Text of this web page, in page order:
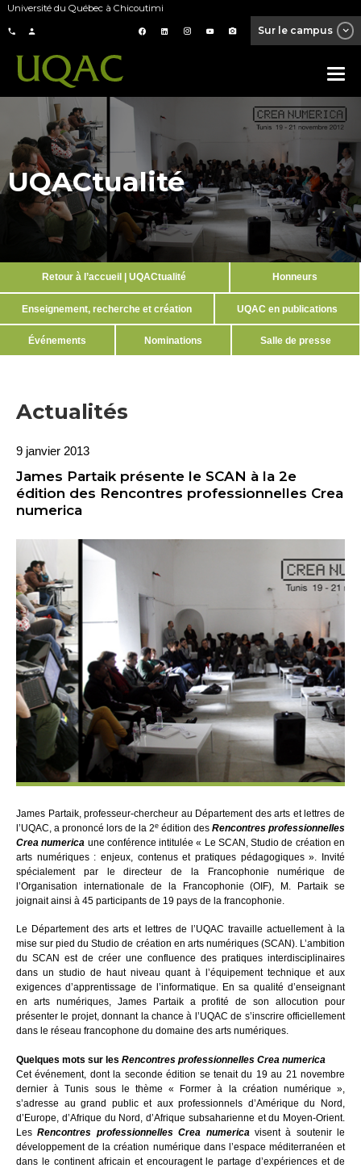
Université du Québec à Chicoutimi
Sur le campus
UQACtualité
Retour à l’accueil | UQACtualité Honneurs
Enseignement, recherche et création UQAC en publications
Événements Nominations Salle de presse
Actualités
9 janvier 2013
James Partaik présente le SCAN à la 2e
édition des Rencontres professionnelles Crea
numerica
James Partaik, professeur-chercheur au Département des arts et lettres de
l’UQAC, a prononcé lors de la 2e édition des Rencontres professionnelles
Crea numerica une conférence intitulée « Le SCAN, Studio de création en
arts numériques : enjeux, contenus et pratiques pédagogiques ». Invité
spécialement par le directeur de la Francophonie numérique de
l’Organisation internationale de la Francophonie (OIF), M. Partaik se
joignait ainsi à 45 participants de 19 pays de la francophonie.
Le Département des arts et lettres de l’UQAC travaille actuellement à la
mise sur pied du Studio de création en arts numériques (SCAN). L’ambition
du SCAN est de créer une confluence des pratiques interdisciplinaires
dans un studio de haut niveau quant à l’équipement technique et aux
exigences d’apprentissage de l’informatique. En sa qualité d’enseignant
en arts numériques, James Partaik a profité de son allocution pour
présenter le projet, donnant la chance à l’UQAC de s’inscrire officiellement
dans le réseau francophone du domaine des arts numériques.
Quelques mots sur les Rencontres professionnelles Crea numerica
Cet événement, dont la seconde édition se tenait du 19 au 21 novembre
dernier à Tunis sous le thème « Former à la création numérique »,
s’adresse au grand public et aux professionnels d’Amérique du Nord,
d’Europe, d’Afrique du Nord, d’Afrique subsaharienne et du Moyen-Orient.
LesRencontres professionnelles Crea numerica visent à soutenir le
développement de la création numérique dans l’espace méditerranéen et
dans le continent africain et encouragent le partage d’expériences et de